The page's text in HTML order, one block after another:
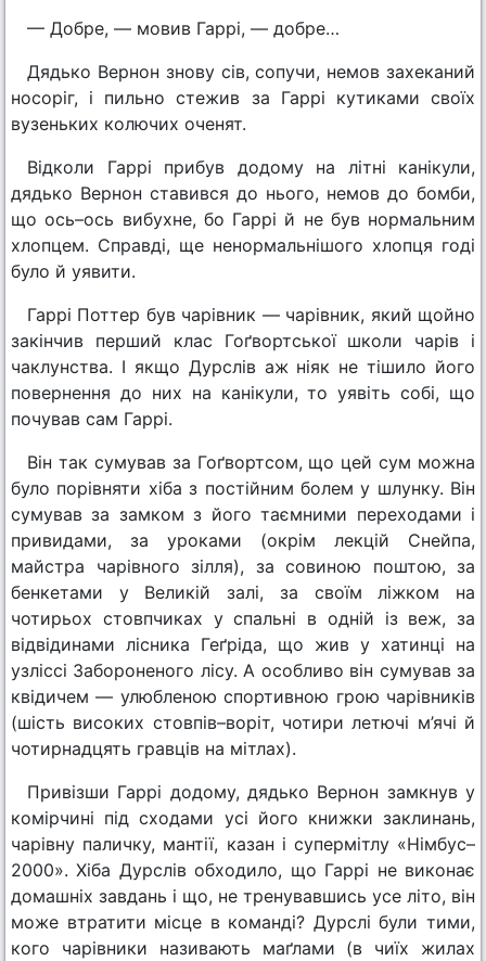
— Добре, — мовив Гаррі, — добре…
Дядько Вернон знову сів, сопучи, немов захеканий
носоріг, і пильно стежив за Гаррі кутиками своїх
вузеньких колючих оченят.
Відколи Гаррі прибув додому на літні канікули,
дядько Вернон ставився до нього, немов до бомби,
що ось–ось вибухне, бо Гаррі й не був нормальним
хлопцем. Справді, ще ненормальнішого хлопця годі
було й уявити.
Гаррі Поттер був чарівник — чарівник, який щойно
закінчив перший клас Гоґвортської школи чарів і
чаклунства. І якщо Дурслів аж ніяк не тішило його
повернення до них на канікули, то уявіть собі, що
почував сам Гаррі.
Він так сумував за Гоґвортсом, що цей сум можна
було порівняти хіба з постійним болем у шлунку. Він
сумував за замком з його таємними переходами і
привидами, за уроками (окрім лекцій Снейпа,
майстра чарівного зілля), за совиною поштою, за
бенкетами у Великій залі, за своїм ліжком на
чотирьох стовпчиках у спальні в одній із веж, за
відвідинами лісника Геґріда, що жив у хатинці на
узліссі Забороненого лісу. А особливо він сумував за
квідичем — улюбленою спортивною грою чарівників
(шість високих стовпів–воріт, чотири летючі м’ячі й
чотирнадцять гравців на мітлах).
Привізши Гаррі додому, дядько Вернон замкнув у
комірчині під сходами усі його книжки заклинань,
чарівну паличку, мантії, казан і супермітлу «Німбус–
2000». Хіба Дурслів обходило, що Гаррі не виконає
домашніх завдань і що, не тренувавшись усе літо, він
може втратити місце в команді? Дурслі були тими,
кого чарівники називають маґлами (в чиїх жилах